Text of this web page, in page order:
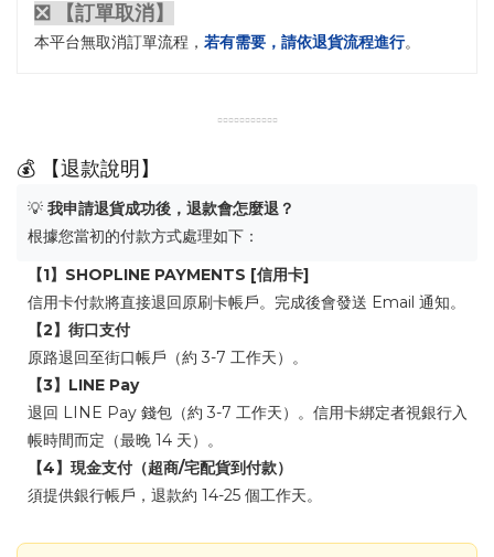
❎ 【訂單取消】
本平台無取消訂單流程， 若有需要，請依退貨流程進行。
▫️▫️▫️▫️▫️▫️▫️▫️▫️▫️▫️
💰 【退款說明】
💡 我申請退貨成功後，退款會怎麼退？
根據您當初的付款方式處理如下：
【1】SHOPLINE PAYMENTS [信用卡]
信用卡付款將直接退回原刷卡帳戶。完成後會發送 Email 通知。
【2】街口支付
原路退回至街口帳戶（約 3-7 工作天）。
【3】LINE Pay
退回 LINE Pay 錢包（約 3-7 工作天）。信用卡綁定者視銀行入
帳時間而定（最晚 14 天）。
【4】現金支付（超商/宅配貨到付款）
須提供銀行帳戶，退款約 14-25 個工作天。